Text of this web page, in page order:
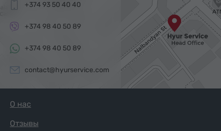
+374 93 50 40 40
+374 98 40 50 89
+374 98 40 50 89
contact@hyurservice.com
О нас
Отзывы